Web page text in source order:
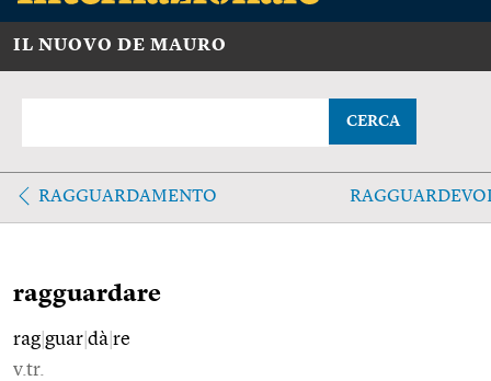
IL NUOVO DE MAURO
CERCA
RAGGUARDAMENTO
ragguardare
rag guar dà re
v.tr.